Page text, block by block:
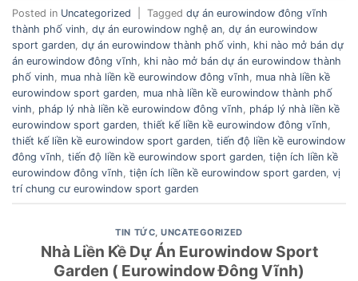
Posted in Uncategorized Tagged dự án eurowindow đông vĩnh
thành phố vinh dự án eurowindow nghệ an dự án eurowindow
sport garden dự án eurowindow thành phố vinh
khi nào mở bán dự
án eurowindow đông vĩnh
khi nào mở bán dự án eurowindow thành
phố vinh
mua nhà liền kề eurowindow đông vĩnh
mua nhà liền kề
eurowindow sport garden mua nhà liền kề eurowindow thành phố
vinh
pháp lý nhà liền kề eurowindow đông vĩnh
pháp lý nhà liền kề
eurowindow sport garden thiết kế liền kề eurowindow đông vĩnh
thiết kế liền kề eurowindow sport garden tiến độ liền kề eurowindow
đông vĩnh tiến độ liền kề eurowindow sport garden tiện ích liền kề
eurowindow đông vĩnh tiện ích liền kề eurowindow sport garden vị
trí chung cư eurowindow sport garden
TIN TỨC,UNCATEGORIZED
Nhà Liền Kề Dự Án Eurowindow Sport
Garden ( Eurowindow Đông Vĩnh)